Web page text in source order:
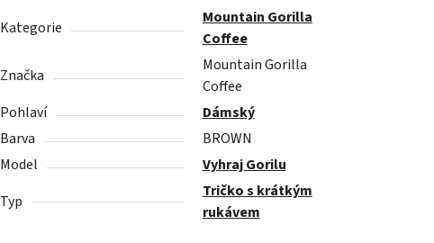
Kategorie
Mountain Gorilla
Coffee
Značka
Mountain Gorilla
Coffee
Pohlaví
Dámský
Barva
BROWN
Model
Vyhraj Gorilu
Typ
Tričko s krátkým
rukávem